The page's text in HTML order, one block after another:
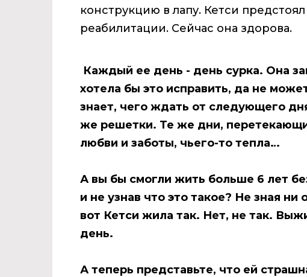
конструкцию в лапу. Кетси
реабилитации. Сейчас она здорова.
Каждый ее день - день сурка. Она
хотела бы это исправить, да не
знает, чего ждать от следующего
же решетки. Те же дни,
любви и заботы, чьего-то тепла…
А вы бы смогли жить больше 6 лет
и не узнав что это такое? Не зная
вот Кетси жила так. Нет, не так.
день.
А теперь представьте, что ей